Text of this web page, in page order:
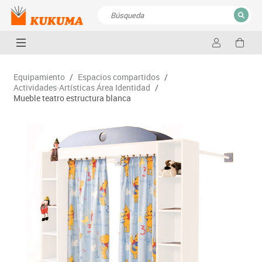
CERRAR
Equipamiento / Espacios compartidos /
Actividades·Artísticas Área Identidad /
Mueble teatro estructura blanca